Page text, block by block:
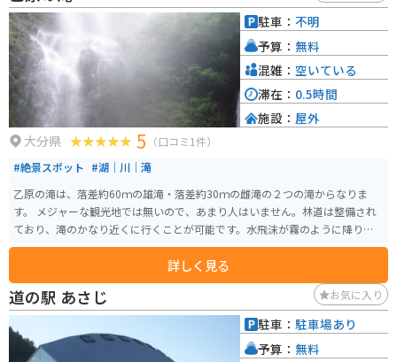
大分県 5 （口コミ1件）
#絶景スポット #湖｜川｜滝
乙原の滝は、落差約60ｍの雄滝・落差約30ｍの雌滝の２つの滝からなりま
す。 メジャーな観光地では無いので、あまり人はいません。林道は整備され
ており、滝のかなり近くに行くことが可能です。水飛沫が霧のように降り注
ぐので、油断していると濡れます。
詳しく見る
駐車： 不明
予算： 無料
混雑： 空いている
滞在： 0.5時間
施設： 屋外
道の駅 あさじ お気に入り
駐車： 駐車場あり
予算： 無料